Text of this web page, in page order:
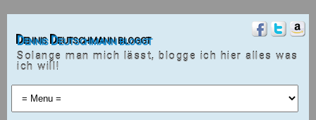
Dennis Deutschmann bloggt
Solange man mich lässt, blogge ich hier alles was
ich will!